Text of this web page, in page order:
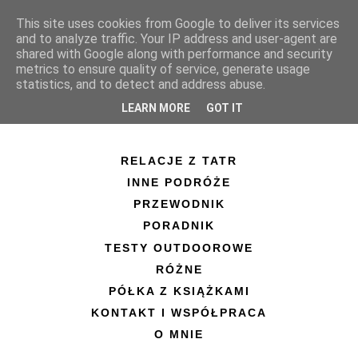
RELACJE Z TATR
INNE PODRÓŻE
PRZEWODNIK
PORADNIK
TESTY OUTDOOROWE
RÓŻNE
PÓŁKA Z KSIĄŻKAMI
KONTAKT I WSPÓŁPRACA
O MNIE
This site uses cookies from Google to deliver its services
and to analyze traffic. Your IP address and user-agent are
shared with Google along with performance and security
metrics to ensure quality of service, generate usage
statistics, and to detect and address abuse.
LEARN MORE GOT IT